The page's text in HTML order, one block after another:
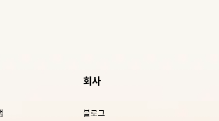
회사
블로그